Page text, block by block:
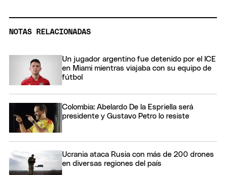
NOTAS RELACIONADAS
Un jugador argentino fue detenido por el ICE
en Miami mientras viajaba con su equipo de
fútbol
Colombia: Abelardo De la Espriella será
presidente y Gustavo Petro lo resiste
Ucrania ataca Rusia con más de 200 drones
en diversas regiones del país